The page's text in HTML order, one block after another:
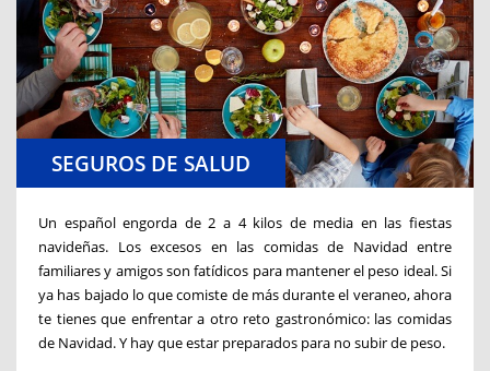
SEGUROS DE SALUD
Un españolengorda de 2 a 4 kilos de media en las fiestas
navideñas. Los excesos en las comidas de Navidad entre
familiares y amigos son fatídicos para mantener el peso ideal. Si
ya has bajado lo que comiste de más durante el veraneo, ahora
te tienes que enfrentara otro reto gastronómico: las comidas
de Navidad. Y hay que estar preparados para no subir de peso.